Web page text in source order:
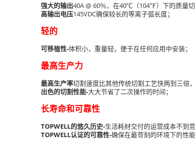
强大的输出40A @ 60％，在40℃（104℉）下的质量
高输出电压145VDC确保较长的等离子弧长度；
轻的
可移植性-体积小，重量轻，便于在任何应用中安装；
最高生产力
最高生产率切割速度比其他传统切割工艺快两到三倍
出色的切割性能-大大节省了二次操作的时间；
长寿命和可靠性
TOPWELL的悠久历史-生活耗材交付的运营成本不到
TOPWELL认证的可靠性-确保在最苛刻的环境下的性能